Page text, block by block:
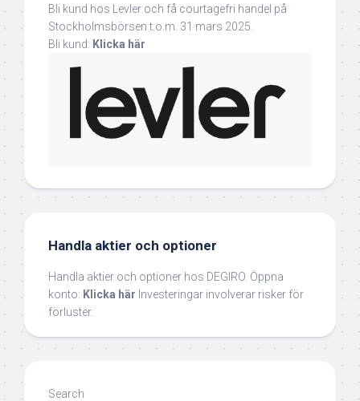
Bli kund hos Levler och få courtagefri handel på
Stockholmsbörsen t.o.m. 31 mars 2025.
Bli kund: Klicka här
Handla aktier och optioner
Handla aktier och optioner hos DEGIRO. Öppna
konto: Klicka här Investeringar involverar risker för
förluster.
Search